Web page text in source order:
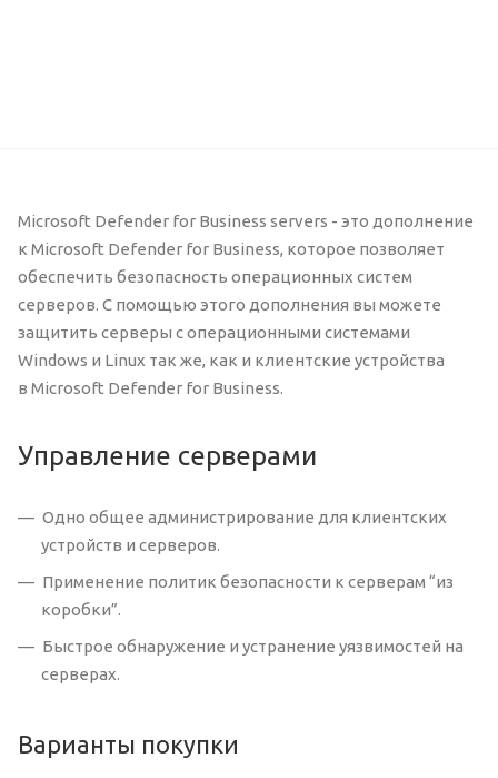
Microsoft Defender for Business servers - это дополнение
к Microsoft Defender for Business, которое позволяет
обеспечить безопасность операционных систем
серверов. С помощью этого дополнения вы можете
защитить серверы с операционными системами
Windows и Linux так же, как и клиентские устройства
в Microsoft Defender for Business.
Управление серверами
Одно общее администрирование для клиентских
устройств и серверов.
Применение политик безопасности к серверам “из
коробки”.
Быстрое обнаружение и устранение уязвимостей на
серверах.
Варианты покупки